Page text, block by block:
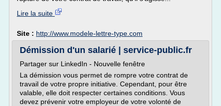
Lire la suite
Site : http://www.modele-lettre-type.com
Démission d'un salarié | service-public.fr
Partager sur LinkedIn - Nouvelle fenêtre
La démission vous permet de rompre votre contrat de
travail de votre propre initiative. Cependant, pour être
valable, elle doit respecter certaines conditions. Vous
devez prévenir votre employeur de votre volonté de